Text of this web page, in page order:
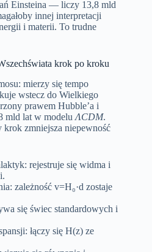
Einsteina — liczy 13,8 mld
innej interpretacji
i materii. To trudne
krok po kroku
mierzy się tempo
wstecz do Wielkiego
prawem Hubble’a i
mld lat w modelu ΛCDM.
zmniejsza niepewność
rejestruje się widma i
zależność v=H₀·d zostaje
się świec standardowych i
łączy się H(z) ze